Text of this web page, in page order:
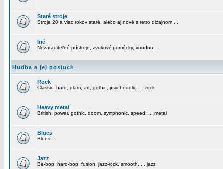
Staré stroje
Stroje 20 a viac rokov staré, alebo aj nové s retro dizajnom ...
Iné
Nezaraditeľné prístroje, zvukové pomôcky, voodoo ...
Hudba a jej posluch
Rock
Classic, hard, glam, art, gothic, psychedelic, ... rock
Heavy metal
British, power, gothic, doom, symphonic, speed, ... metal
Blues
Blues ...
Jazz
Be-bop, hard-bop, fusion, jazz-rock, smooth, ... jazz